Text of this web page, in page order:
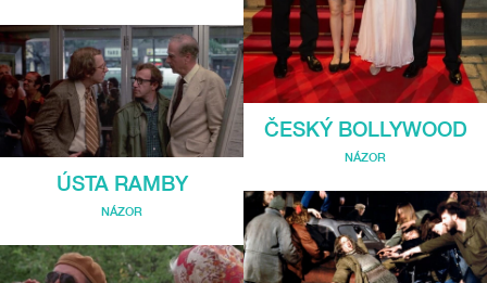
ÚSTA RAMBY
NÁZOR
ČESKÝ BOLLYWOOD
NÁZOR